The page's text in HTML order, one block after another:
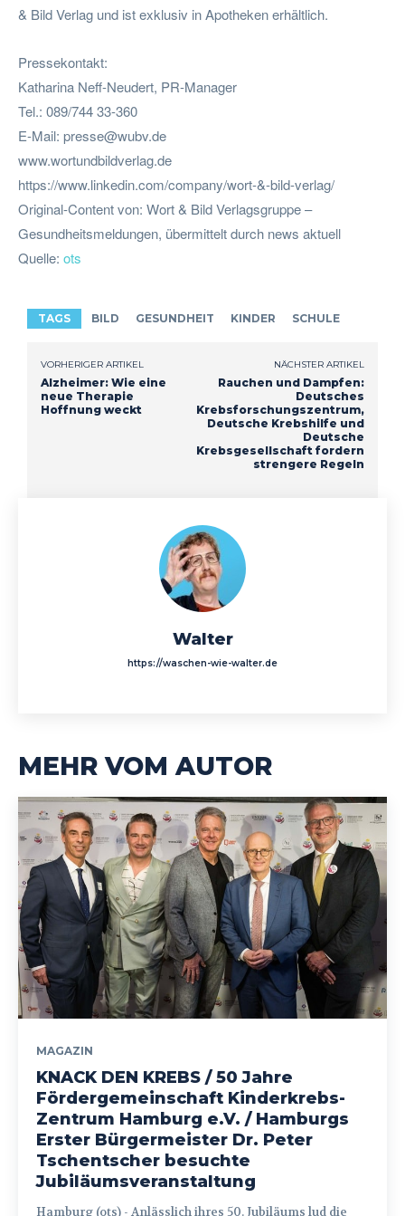
& Bild Verlag und ist exklusiv in Apotheken erhältlich.
Pressekontakt:
Katharina Neff-Neudert, PR-Manager
Tel.: 089/744 33-360
E-Mail: presse@wubv.de
www.wortundbildverlag.de
https://www.linkedin.com/company/wort-&-bild-verlag/
Original-Content von: Wort & Bild Verlagsgruppe –
Gesundheitsmeldungen, übermittelt durch news aktuell
Quelle: ots
TAGS BILD GESUNDHEIT KINDER SCHULE
VORHERIGER ARTIKEL
Alzheimer: Wie eine
neue Therapie
Hoffnung weckt
NÄCHSTER ARTIKEL
Rauchen und Dampfen:
Deutsches
Krebsforschungszentrum,
Deutsche Krebshilfe und
Deutsche
Krebsgesellschaft fordern
strengere Regeln
Walter
https://waschen-wie-walter.de
MEHR VOM AUTOR
MAGAZIN
KNACK DEN KREBS / 50 Jahre
Fördergemeinschaft Kinderkrebs-
Zentrum Hamburg e.V. / Hamburgs
Erster Bürgermeister Dr. Peter
Tschentscher besuchte
Jubiläumsveranstaltung
Hamburg (ots) - Anlässlich ihres 50. Jubiläums lud die